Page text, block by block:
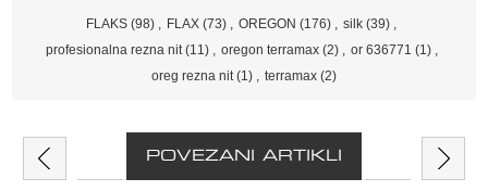
FLAKS (98) , FLAX (73) , OREGON (176) , silk (39) ,
profesionalna rezna nit (11) , oregon terramax (2) , or 636771 (1) ,
oreg rezna nit (1) , terramax (2)
POVEZANI ARTIKLI